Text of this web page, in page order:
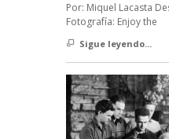
Por: Miquel Lacasta
Fotografía: Enjoy the
Sigue leyendo...